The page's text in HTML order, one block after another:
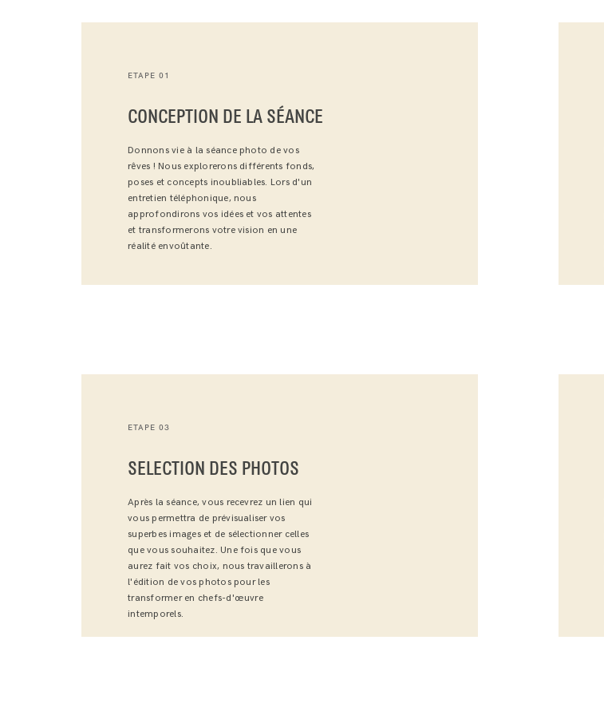
ETAPE 01
CONCEPTION DE LA SÉANCE
Donnons vie à la séance photo de vos
rêves ! Nous explorerons différents fonds,
poses et concepts inoubliables. Lors d'un
entretien téléphonique, nous
approfondirons vos idées et vos attentes
et transformerons votre vision en une
réalité envoûtante.
ETAPE 03
SELECTION DES PHOTOS
Après la séance, vous recevrez un lien qui
vous permettra de prévisualiser vos
superbes images et de sélectionner celles
que vous souhaitez. Une fois que vous
aurez fait vos choix, nous travaillerons à
l'édition de vos photos pour les
transformer en chefs-d'œuvre
intemporels.